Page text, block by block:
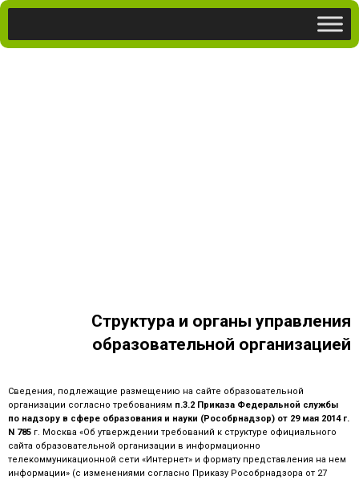
Структура и органы управления
образовательной организацией
Сведения, подлежащие размещению на сайте образовательной
организации согласно требованиям п.3.2 Приказа Федеральной службы
по надзору в сфере образования и науки (Рособрнадзор) от 29 мая 2014 г.
N 785 г. Москва «Об утверждении требований к структуре официального
сайта образовательной организации в информационно
телекоммуникационной сети «Интернет» и формату представления на нем
информации» (с изменениями согласно Приказу Рособрнадзора от 27